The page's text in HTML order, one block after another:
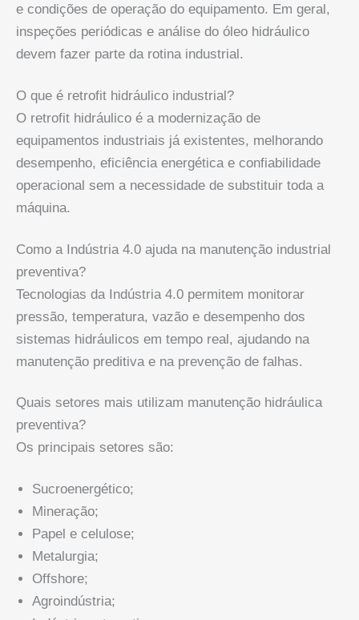
e condições de operação do equipamento. Em geral,
inspeções periódicas e análise do óleo hidráulico
devem fazer parte da rotina industrial.
O que é retrofit hidráulico industrial?
O retrofit hidráulico é a modernização de
equipamentos industriais já existentes, melhorando
desempenho, eficiência energética e confiabilidade
operacional sem a necessidade de substituir toda a
máquina.
Como a Indústria 4.0 ajuda na manutenção industrial
preventiva?
Tecnologias da Indústria 4.0 permitem monitorar
pressão, temperatura, vazão e desempenho dos
sistemas hidráulicos em tempo real, ajudando na
manutenção preditiva e na prevenção de falhas.
Quais setores mais utilizam manutenção hidráulica
preventiva?
Os principais setores são:
Sucroenergético;
Mineração;
Papel e celulose;
Metalurgia;
Offshore;
Agroindústria;